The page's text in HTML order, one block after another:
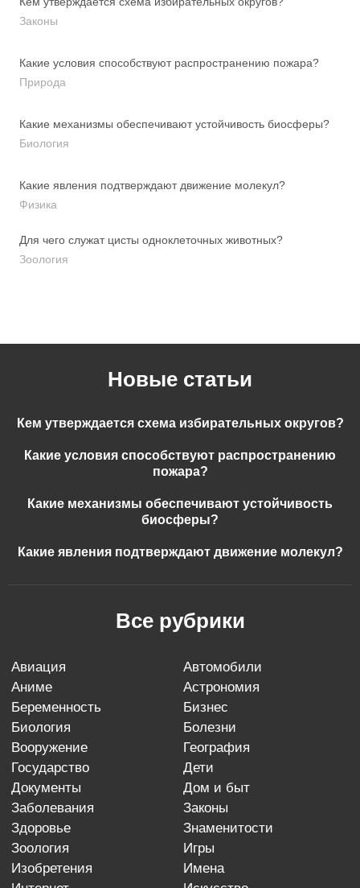
Законы
Какие условия способствуют распространению пожара?
Природа
Какие механизмы обеспечивают устойчивость биосферы?
Биология
Какие явления подтверждают движение молекул?
Физика
Для чего служат цисты одноклеточных животных?
Зоология
Новые статьи
Кем утверждается схема избирательных округов?
Какие условия способствуют распространению
пожара?
Какие механизмы обеспечивают устойчивость
биосферы?
Какие явления подтверждают движение молекул?
Все рубрики
авиация
автомобили
аниме
астрономия
беременность
бизнес
биология
болезни
вооружение
география
государство
дети
документы
дом и быт
заболевания
законы
здоровье
знаменитости
зоология
игры
изобретения
имена